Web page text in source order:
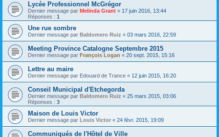
Lycée Professionnel McGrégor
Dernier message par Melinda Grant « 17 juin 2016, 13:44
Réponses : 1
Une rue sombre
Dernier message par Baldomero Ruiz « 03 mars 2016, 22:59
Meeting Province Catalogne Septembre 2015
Dernier message par François Logan « 20 sept. 2015, 15:16
Lettre au maire
Dernier message par Edouard de Trance « 12 juin 2015, 16:20
Conseil Municipal d'Etchegorda
Dernier message par Baldomero Ruiz « 25 mars 2015, 03:06
Réponses : 3
Maison de Louis Victor
Dernier message par Louis Victor « 24 févr. 2015, 19:09
Communiqués de l'Hôtel de Ville